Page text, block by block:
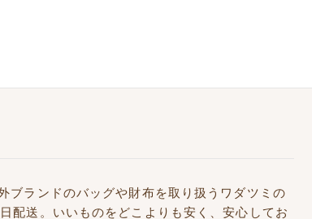
ンドのバッグや財布を取り扱うワダツミの
配送。いいものをどこよりも安く、安心してお